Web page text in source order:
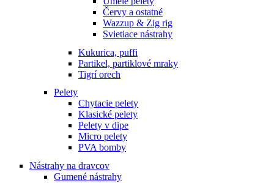
Červy a ostatné
Wazzup & Zig rig
Svietiace nástrahy
Kukurica, puffi
Partikel, partiklové mraky
Tigrí orech
Pelety
Chytacie pelety
Klasické pelety
Pelety v dipe
Micro pelety
PVA bomby
Nástrahy na dravcov
Gumené nástrahy